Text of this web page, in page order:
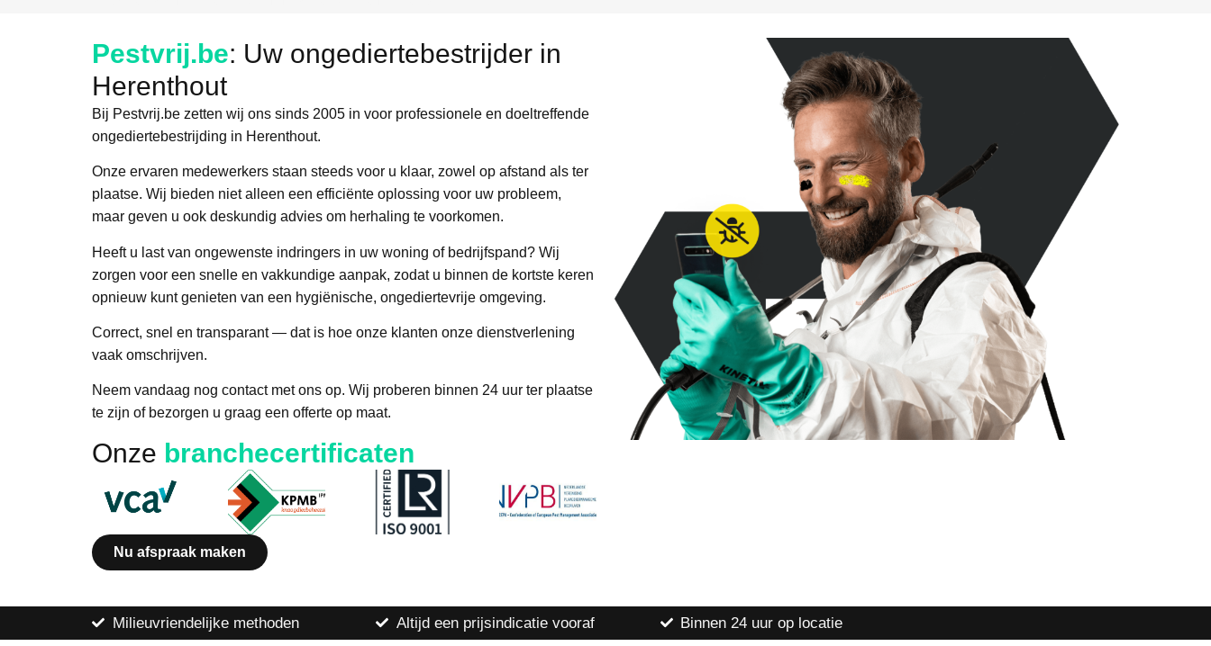
Pestvrij.be: Uw ongediertebestrijder in
Herenthout
Bij Pestvrij.be zetten wij ons sinds 2005 in voor professionele en doeltreffende
ongediertebestrijding in Herenthout.
Onze ervaren medewerkers staan steeds voor u klaar, zowel op afstand als ter
plaatse. Wij bieden niet alleen een efficiënte oplossing voor uw probleem,
maar geven u ook deskundig advies om herhaling te voorkomen.
Heeft u last van ongewenste indringers in uw woning of bedrijfspand? Wij
zorgen voor een snelle en vakkundige aanpak, zodat u binnen de kortste keren
opnieuw kunt genieten van een hygiënische, ongediertevrije omgeving.
Correct, snel en transparant— dat is hoe onze klanten onze dienstverlening
vaak omschrijven.
Neem vandaag nog contact met ons op. Wij proberen binnen 24 uur ter plaatse
te zijn of bezorgen u graag een offerte op maat.
Onze branchecertificaten
Nu afspraak maken
Milieuvriendelijke methoden Altijd een prijsindicatie vooraf Binnen 24 uur op locatie